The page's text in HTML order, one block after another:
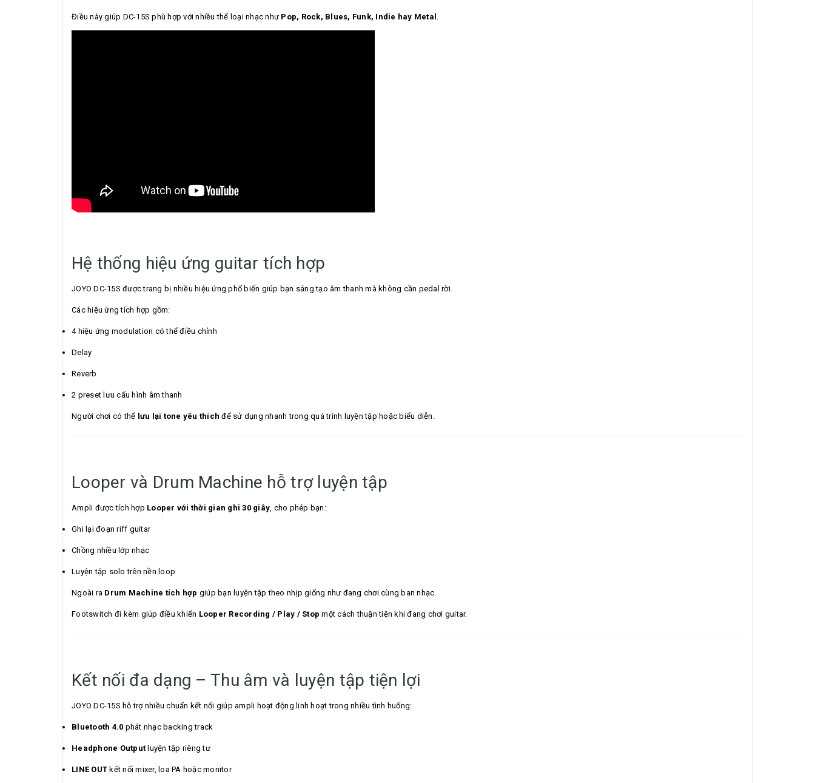
Điều này giúp DC-15S phù hợp với nhiều thể loại nhạc như Pop, Rock, Blues, Funk, Indie hay Metal .
Hệ thống hiệu ứng guitar tích hợp
JOYO DC-15S được trang bị nhiều hiệu ứng phổ biến giúp bạn sáng tạo âm thanh mà không cần pedal rời.
Các hiệu ứng tích hợp gồm:
4 hiệu ứng modulation có thể điều chỉnh
Delay
Reverb
2 preset lưu cấu hình âm thanh
Người chơi có thể lưu lại tone yêu thích để sử dụng nhanh trong quá trình luyện tập hoặc biểu diễn.
Looper và Drum Machine hỗ trợ luyện tập
Ampli được tích hợp Looper với thời gian ghi 30 giây, cho phép bạn:
Ghi lại đoạn riff guitar
Chồng nhiều lớp nhạc
Luyện tập solo trên nền loop
Ngoài ra Drum Machine tích hợp giúp bạn luyện tập theo nhịp giống như đang chơi cùng ban nhạc.
Footswitch đi kèm giúp điều khiển Looper Recording / Play / Stop một cách thuận tiện khi đang chơi guitar.
Kết nối đa dạng – Thu âm và luyện tập tiện lợi
JOYO DC-15S hỗ trợ nhiều chuẩn kết nối giúp ampli hoạt động linh hoạt trong nhiều tình huống:
Bluetooth 4.0 phát nhạc backing track
Headphone Output luyện tập riêng tư
LINE OUT kết nối mixer, loa PA hoặc monitor